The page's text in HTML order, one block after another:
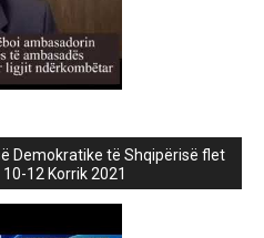
Demokratike të Shqipërisë flet
12 Korrik 2021